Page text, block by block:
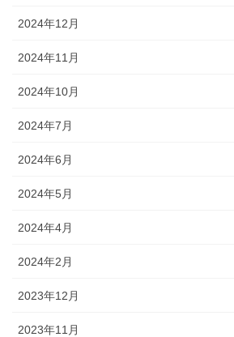
2024年12月
2024年11月
2024年10月
2024年7月
2024年6月
2024年5月
2024年4月
2024年2月
2023年12月
2023年11月